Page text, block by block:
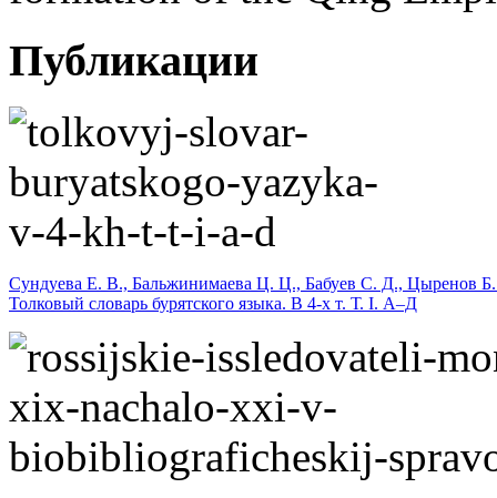
Публикации
Сундуева Е. В., Бальжинимаева Ц. Ц., Бабуев С. Д., Цыренов
Толковый словарь бурятского языка. В 4-х т. Т. I. А–Д